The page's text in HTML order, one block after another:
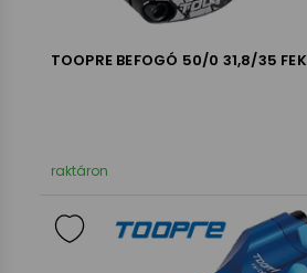
TOOPRE BEFOGÓ 50/0 31,8/35 FEK
raktáron